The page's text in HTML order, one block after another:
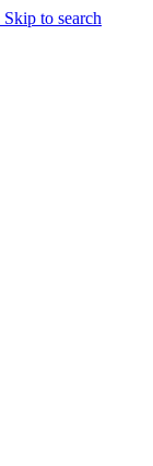
Skip to search